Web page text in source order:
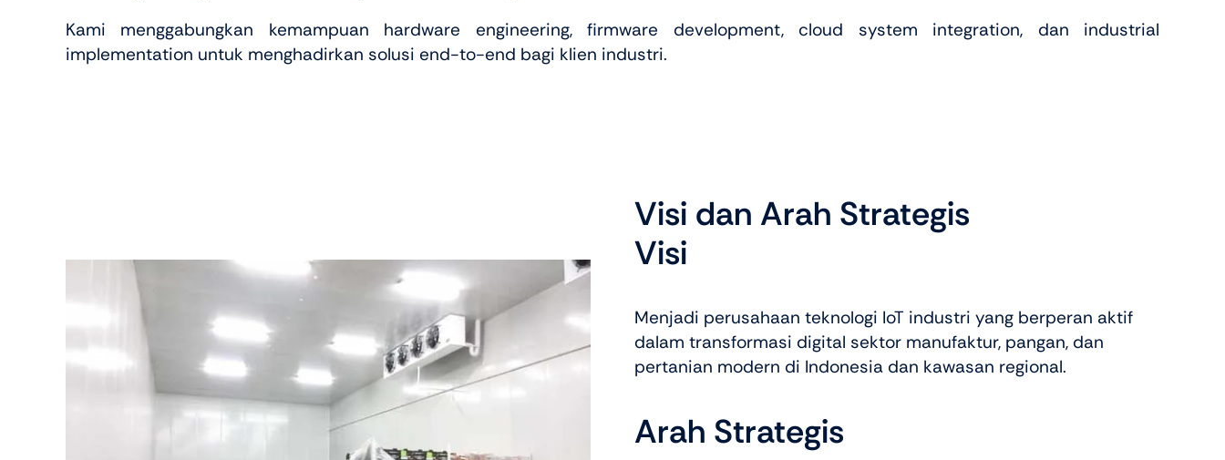
Kami menggabungkan kemampuan hardware engineering, firmware development, cloud system integration, dan industrial
implementation untuk menghadirkan solusi end-to-end bagi klien industri.
Visi dan Arah Strategis
Visi
Menjadi perusahaan teknologi IoT industri yang berperan aktif
dalam transformasi digital sektor manufaktur, pangan, dan
pertanian modern di Indonesia dan kawasan regional.
Arah Strategis